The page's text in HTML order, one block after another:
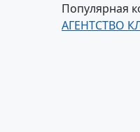
Популярная
АГЕНТСТВО